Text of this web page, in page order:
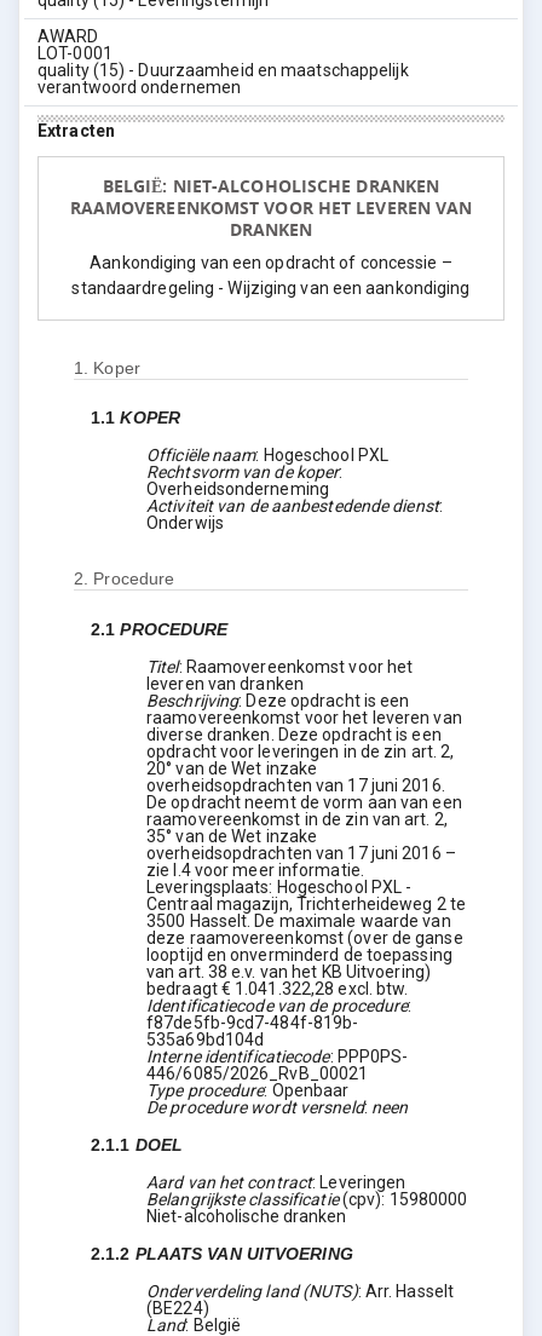
AWARD
LOT-0001
quality (15) - Duurzaamheid en maatschappelijk
verantwoord ondernemen
Extracten
BELGIË: NIET-ALCOHOLISCHE DRANKEN
RAAMOVEREENKOMST VOOR HET LEVEREN VAN
DRANKEN
Aankondiging van een opdracht of concessie –
standaardregeling - Wijziging van een aankondiging
1. Koper
1.1KOPER
Officiële naam: Hogeschool PXL
Rechtsvorm van de koper:
Overheidsonderneming
Activiteit van de aanbestedende dienst:
Onderwijs
2. Procedure
2.1PROCEDURE
Titel: Raamovereenkomst voor het
leveren van dranken
Beschrijving:Deze opdracht is een
raamovereenkomst voor het leveren van
diverse dranken. Deze opdracht is een
opdracht voor leveringen in de zin art. 2,
20° van de Wet inzake
overheidsopdrachten van 17 juni 2016.
De opdracht neemt de vorm aan van een
raamovereenkomst in de zin van art. 2,
35° van de Wet inzake
overheidsopdrachten van 17 juni 2016 –
zie I.4 voor meer informatie.
Leveringsplaats: Hogeschool PXL -
Centraal magazijn, Trichterheideweg 2 te
3500 Hasselt. De maximale waarde van
deze raamovereenkomst (over de ganse
looptijd en onverminderd de toepassing
van art. 38 e.v. van het KB Uitvoering)
bedraagt € 1.041.322,28 excl. btw.
Identificatiecode van de procedure:
f87de5fb-9cd7-484f-819b-
535a69bd104d
Interne identificatiecode: PPP0PS-
446/6085/2026_RvB_00021
Type procedure: Openbaar
De procedure wordt versneld: neen
2.1.1 DOEL
Aard van het contract:Leveringen
Belangrijkste classificatie (cpv): 15980000
Niet-alcoholische dranken
2.1.2 PLAATS VAN UITVOERING
Onderverdeling land (NUTS): Arr. Hasselt
(BE224)
Land: België